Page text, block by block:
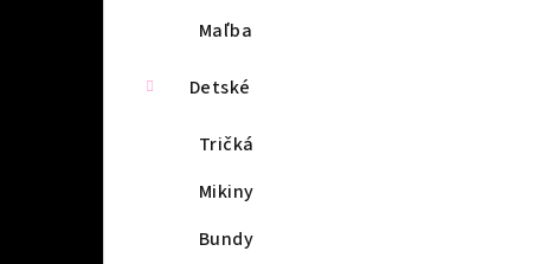
Maľba
Detské
Tričká
Mikiny
Bundy